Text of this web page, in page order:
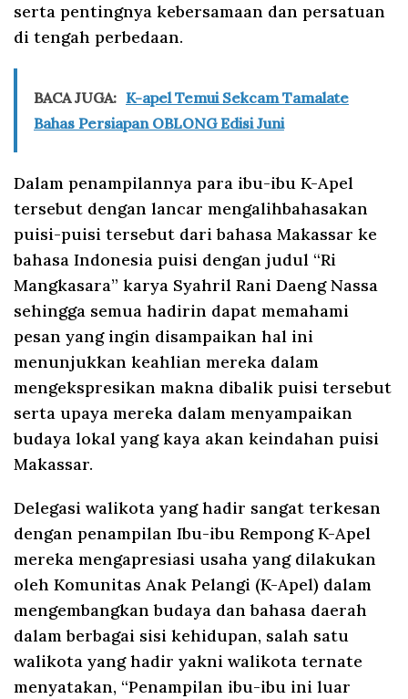
serta pentingnya kebersamaan dan persatuan
di tengah perbedaan.
BACA JUGA: K-apel Temui Sekcam Tamalate
Bahas Persiapan OBLONG Edisi Juni
Dalam penampilannya para ibu-ibu K-Apel
tersebut dengan lancar mengalihbahasakan
puisi-puisi tersebut dari bahasa Makassar ke
bahasa Indonesia puisi dengan judul “Ri
Mangkasara” karya Syahril Rani Daeng Nassa
sehingga semua hadirin dapat memahami
pesan yang ingin disampaikan hal ini
menunjukkan keahlian mereka dalam
mengekspresikan makna dibalik puisi tersebut
serta upaya mereka dalam menyampaikan
budaya lokal yang kaya akan keindahan puisi
Makassar.
Delegasi walikota yang hadir sangat terkesan
dengan penampilan Ibu-ibu Rempong K-Apel
mereka mengapresiasi usaha yang dilakukan
oleh Komunitas Anak Pelangi (K-Apel) dalam
mengembangkan budaya dan bahasa daerah
dalam berbagai sisi kehidupan, salah satu
walikota yang hadir yakni walikota ternate
menyatakan, “Penampilan ibu-ibu ini luar